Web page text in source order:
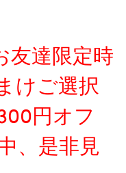
友達限定時
けご選択
円オフ
、是非見